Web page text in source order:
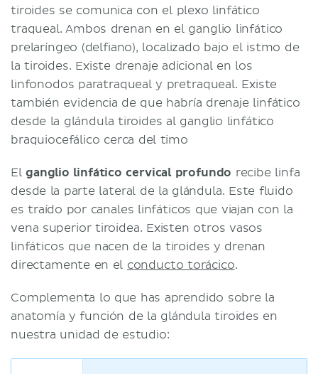
tiroides se comunica con el plexo linfático
traqueal. Ambos drenan en el ganglio linfático
prelaríngeo (delfiano), localizado bajo el istmo de
la tiroides. Existe drenaje adicional en los
linfonodos paratraqueal y pretraqueal. Existe
también evidencia de que habría drenaje linfático
desde la glándula tiroides al ganglio linfático
braquiocefálico cerca del timo
Elganglio linfático cervical profundo recibe linfa
desde la parte lateral de la glándula. Este fluido
es traído por canales linfáticos que viajan con la
vena superior tiroidea. Existen otros vasos
linfáticos que nacen de la tiroides y drenan
directamente en el conducto torácico.
Complementa lo que has aprendido sobre la
anatomía y función de la glándula tiroides en
nuestra unidad de estudio: